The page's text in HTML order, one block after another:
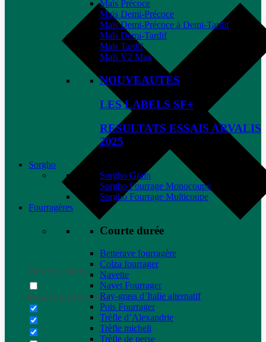
Generic filters
Exact matches only
Maïs Précoce
Maïs Demi-Précoce
Maïs Demi-Précoce à Demi-Tardif
Maïs Demi-Tardif
Maïs Tardif
Maïs V2 Max
NOUVEAUTES
LES LABELS SF+
RESULTATS ESSAIS ARVALIS
2025
Sorgho
Sorgho Grain
Sorgho Fourrage Monocoupe
Sorgho Fourrage Multicoupe
Fourragères
Courte durée
Betterave fourragère
Colza fourrager
Navette
Navet Fourrager
Ray-grass d’Italie alternatif
Pois Fourrager
Trèfle d’Alexandrie
Trèfle micheli
Trèfle de perse